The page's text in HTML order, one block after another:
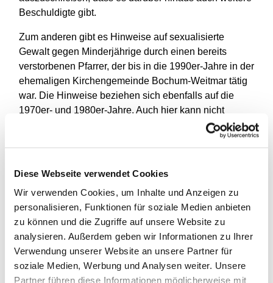
Diese Webseite verwendet Cookies
Wir verwenden Cookies, um Inhalte und Anzeigen zu
personalisieren, Funktionen für soziale Medien anbieten
zu können und die Zugriffe auf unsere Website zu
analysieren. Außerdem geben wir Informationen zu Ihrer
Verwendung unserer Website an unsere Partner für
soziale Medien, Werbung und Analysen weiter. Unsere
Partner führen diese Informationen möglicherweise mit
Beschuldigte gibt.
Zum anderen gibt es Hinweise auf sexualisierte
Gewalt gegen Minderjährige durch einen bereits
verstorbenen Pfarrer, der bis in die 1990er-Jahre in der
ehemaligen Kirchengemeinde Bochum-Weitmar tätig
war. Die Hinweise beziehen sich ebenfalls auf die
1970er- und 1980er-Jahre. Auch hier kann nicht
ausgeschlossen werden, dass es mehrere Betroffene
mitteilen möchten, können sich an die eingerichtete
Kontaktstelle wenden. Die Kontaktstelle nimmt
Informationen entgegen und vermittelt auf Wunsch
auch Unterstützungsangebote.
Kontaktstelle für betroffene Personen und
Menschen, die Hinweise mitteilen möchten